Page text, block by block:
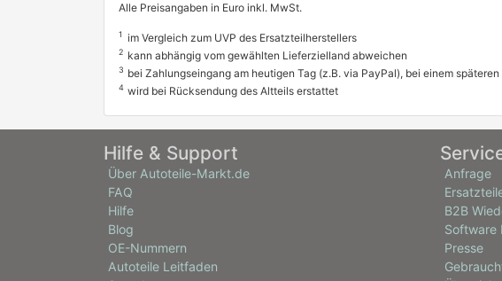
Alle Preisangaben in Euro inkl. MwSt.
1 im Vergleich zum UVP des Ersatzteilherstellers
2 kann abhängig vom gewählten Lieferzielland abweichen
3 bei Zahlungseingang am heutigen Tag (z.B. via PayPal), bei einem
4 wird bei Rücksendung des Altteils erstattet
Hilfe & Support
Über Autoteile-Markt.de
FAQ
Hilfe
Blog
OE-Nummern
Autoteile Leitfaden
Anfrage
B2B
Software
Presse